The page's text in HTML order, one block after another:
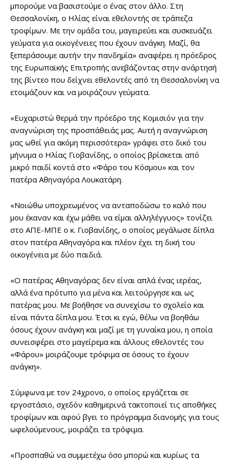
μπορούμε να βασιστούμε ο ένας στον άλλο. Στη
Θεσσαλονίκη, ο Ηλίας είναι εθελοντής σε τράπεζα
τροφίμων. Με την ομάδα του, μαγειρεύει και συσκευάζει
γεύματα για οικογένειες που έχουν ανάγκη. Μαζί, θα
ξεπεράσουμε αυτήν την πανδημία» αναφέρει η πρόεδρος
της Ευρωπαϊκής Επιτροπής ανεβάζοντας στην ανάρτησή
της βίντεο που δείχνει εθελοντές από τη Θεσσαλονίκη να
ετοιμάζουν και να μοιράζουν γεύματα.
«Ευχαριστώ θερμά την πρόεδρο της Κομισιόν για την
αναγνώριση της προσπάθειάς μας. Αυτή η αναγνώριση
μας ωθεί για ακόμη περισσότερα» γράφει στο δικό του
μήνυμα ο Ηλίας Γιοβανίδης, ο οποίος βρίσκεται από
μικρό παιδί κοντά στο «Φάρο του Κόσμου» και τον
πατέρα Αθηναγόρα Λουκατάρη.
«Νοιώθω υποχρεωμένος να ανταποδώσω το καλό που
μου έκαναν και έχω μάθει να είμαι αλληλέγγυος» τονίζει
στο ΑΠΕ-ΜΠΕ ο κ. Γιοβανίδης, ο οποίος μεγάλωσε δίπλα
στον πατέρα Αθηναγόρα και πλέον έχει τη δική του
οικογένεια με δύο παιδιά.
«Ο πατέρας Αθηναγόρας δεν είναι απλά ένας ιερέας,
αλλά ένα πρότυπο για μένα και λειτούργησε και ως
πατέρας μου. Με βοήθησε να συνεχίσω το σχολείο και
είναι πάντα δίπλα μου. Έτσι κι εγώ, θέλω να βοηθάω
όσους έχουν ανάγκη και μαζί με τη γυναίκα μου, η οποία
συνεισφέρει στο μαγείρεμα και άλλους εθελοντές του
«Φάρου» μοιράζουμε τρόφιμα σε όσους το έχουν
ανάγκη».
Σύμφωνα με τον 24χρονο, ο οποίος εργάζεται σε
εργοστάσιο, σχεδόν καθημερινά τακτοποιεί τις αποθήκες
τροφίμων και αφού βγει το πρόγραμμα διανομής για τους
ωφελούμενους, μοιράζει τα τρόφιμα.
«Προσπαθώ να συμμετέχω όσο μπορώ και κυρίως τα